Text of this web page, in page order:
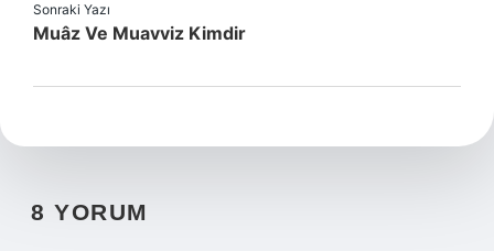
Sonraki Yazı
Muâz Ve Muavviz Kimdir
8 YORUM